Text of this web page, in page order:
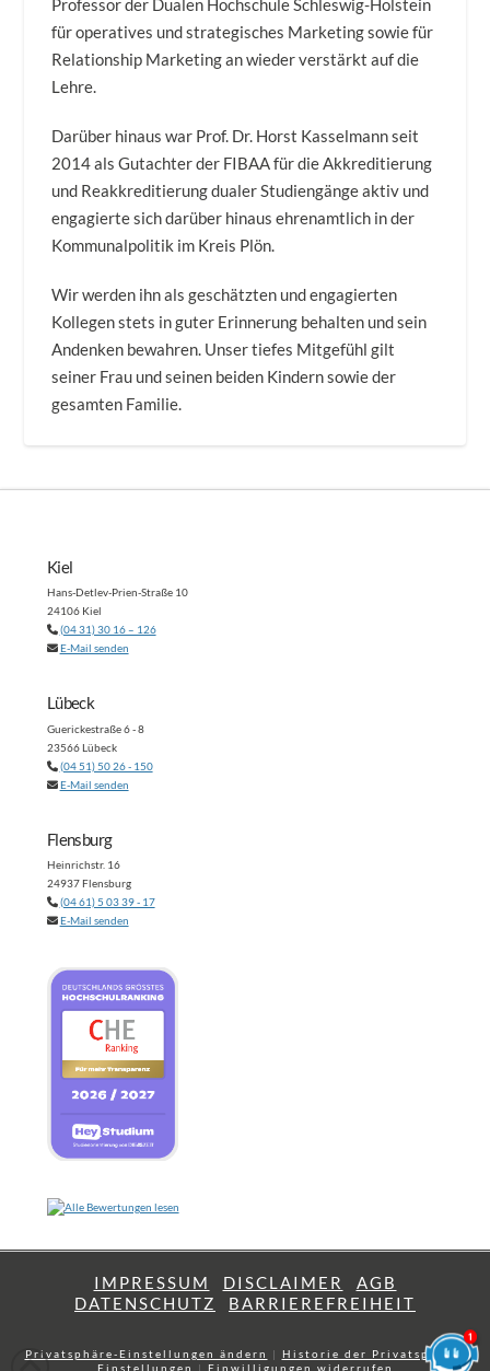
Professor der Dualen Hochschule Schleswig-Holstein
für operatives und strategisches Marketing sowie für
Relationship Marketing an wieder verstärkt auf die
Lehre.
Darüber hinaus war Prof. Dr. Horst Kasselmann seit
2014 als Gutachter der FIBAA für die Akkreditierung
und Reakkreditierung dualer Studiengänge aktiv und
engagierte sich darüber hinaus ehrenamtlich in der
Kommunalpolitik im Kreis Plön.
Wir werden ihn als geschätzten und engagierten
Kollegen stets in guter Erinnerung behalten und sein
Andenken bewahren. Unser tiefes Mitgefühl gilt
seiner Frau und seinen beiden Kindern sowie der
gesamten Familie.
Kiel
Hans-Detlev-Prien-Straße 10
24106 Kiel
(04 31) 30 16 – 126
E-Mail senden
Lübeck
Guerickestraße 6 - 8
23566 Lübeck
(04 51) 50 26 - 150
E-Mail senden
Flensburg
Heinrichstr. 16
24937 Flensburg
(04 61) 5 03 39 - 17
E-Mail senden
IMPRESSUM DISCLAIMER
AGB
DATENSCHUTZ
BARRIEREFREIHEIT
Privatsphäre-Einstellungen ändern | Historie der Privatsphäre-
Einstellungen
| Einwilligungen widerrufen